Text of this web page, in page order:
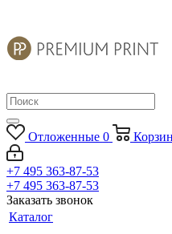
Отложенные 0
+7 495 363-87-53
+7 495 363-87-53
Заказать звонок
Каталог